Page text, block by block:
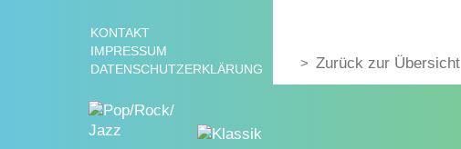
Zurück zur Übersicht
KONTAKT
IMPRESSUM
DATENSCHUTZERKLÄRUNG